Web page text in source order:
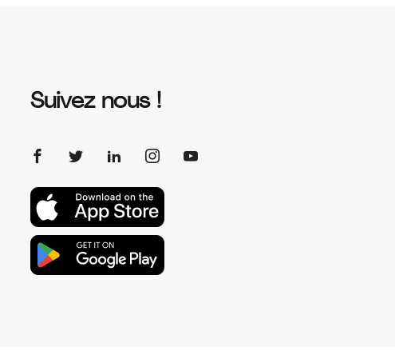
Suivez nous !